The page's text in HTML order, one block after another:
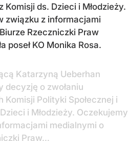
Komisji ds. Dzieci i Młodzieży.
związku z informacjami
Rzeczniczki Praw
poseł KO Monika Rosa.
Katarzyną Ueberhan
decyzję o zwołaniu
Komisji Polityki Społecznej i
i Młodzieży. Oczekujemy
medialnymi o
Praw…